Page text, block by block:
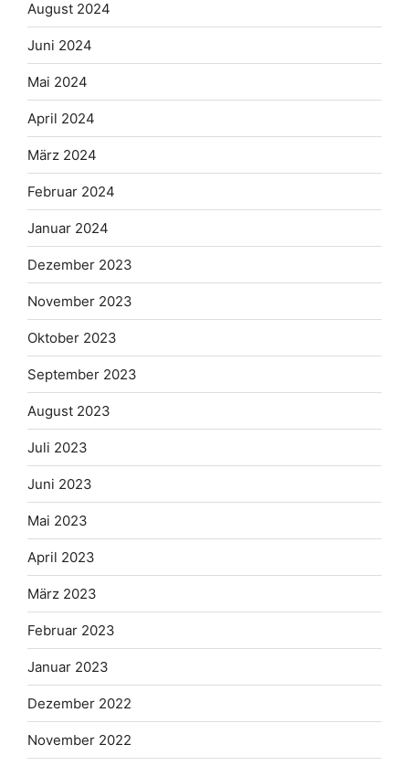
August 2024
Juni 2024
Mai 2024
April 2024
März 2024
Februar 2024
Januar 2024
Dezember 2023
November 2023
Oktober 2023
September 2023
August 2023
Juli 2023
Juni 2023
Mai 2023
April 2023
März 2023
Februar 2023
Januar 2023
Dezember 2022
November 2022